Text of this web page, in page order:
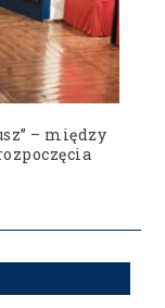
– między